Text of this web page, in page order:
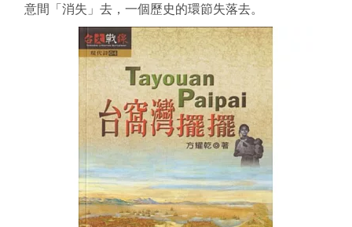
意間「消失」去，一個歷史的環節失落去。